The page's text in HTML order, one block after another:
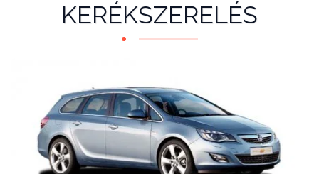
KERÉKSZERELÉS